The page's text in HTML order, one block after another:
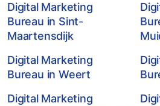
Digital Marketing
Bureau in Sint-
Maartensdijk
Digital Marketing
Bureau in Weert
Digital Marketing